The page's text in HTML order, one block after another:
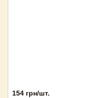
154 грн/шт.